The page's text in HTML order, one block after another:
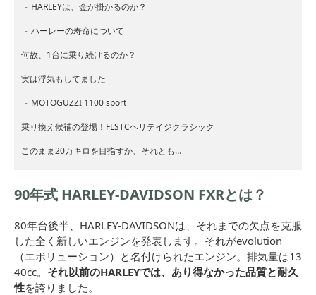
HARLEYは、金が掛かるのか？
ハーレーの寿命について
何故、1台に乗り続けるのか？
実は浮気もしてました
MOTOGUZZI 1100 sport
乗り換え候補の登場！FLSTCヘリテイジクラシック
このまま20万キロを目指すか、それとも…
90年式 HARLEY-DAVIDSON FXRとは？
80年台後半、HARLEY-DAVIDSONは、それまでの欠点を克服
した全く新しいエンジンを発表します。それがevolution
（エボリューション）と名付けられたエンジン。排気量は13
40cc。 それ以前のHARLEYでは、あり得なかった品質と耐久
性を誇りました。